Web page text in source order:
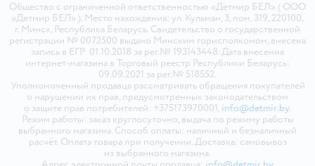
Общество с ограниченной ответственностью «Детмир БЕЛ» ( ООО
«Детмир БЕЛ» ). Место нахождения: ул. Кульман, 3, пом. 319, 220100,
г. Минск, Республика Беларусь. Свидетельство о государственной
регистрации № 0072500 выдано Минским горисполкомом, внесена
запись в ЕГР 01.10.2018 за рег.№ 193143448. Дата внесения
интернет-магазина в Торговый реестр Республики Беларусь:
09.09.2021 за рег.№ 518552.
Уполномоченный продавца рассматривать обращения покупателей
о нарушении их прав, предусмотренных законодательством
о защите прав потребителей: +375173970001, info@detmir.by.
Режим работы: заказ круглосуточно, выдача по режиму работы
выбранного магазина. Способ оплаты: наличный и безналичный
расчёт. Оплата товара при получении. Доставка: самовывоз
из выбранного магазина.